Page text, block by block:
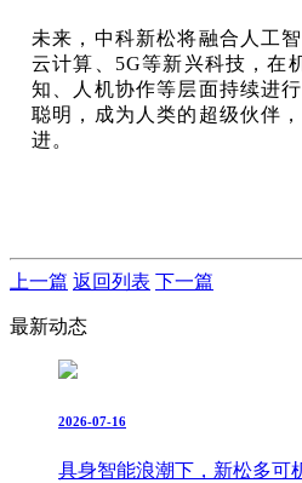
未来，中科新松将融合人工
云计算、5G等新兴科技，在
知、人机协作等层面持续进
聪明，成为人类的超级伙伴
进。
上一篇 返回列表 下一篇
最新动态
2026-07-16
具身智能浪潮下，新松多可